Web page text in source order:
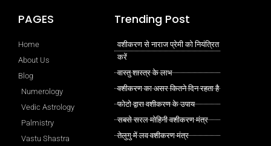
PAGES
Home
About Us
Blog
Numerology
Vedic Astrology
Palmistry
Vastu Shastra
Trending Post
वशीकरण से नाराज प्रेमी को नियंत्रित
करें
वास्तु शास्त्र के लाभ
वशीकरण का असर कितने दिन रहता है
फोटो द्वारा वशीकरण के उपाय
सबसे सरल मोहिनी वशीकरण मंत्र
तेलुगु में लव वशीकरण मंत्र